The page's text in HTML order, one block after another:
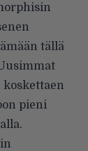
tällä
koskettaen
pieni